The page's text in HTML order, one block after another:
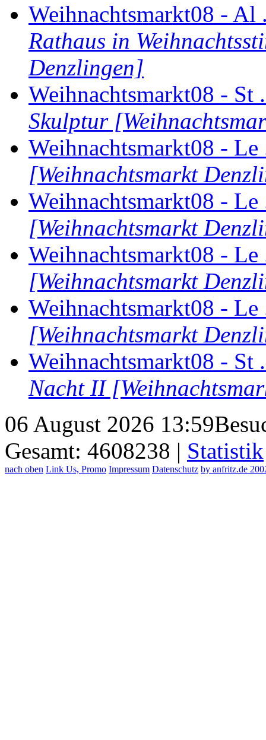
Weihnachtsmarkt08 - Al
Rathaus in
Denzlingen]
Weihnachtsmarkt08 - St
Skulptur
Weihnachtsmarkt08 - Le
[Weihnachtsmarkt
Weihnachtsmarkt08 - Le
[Weihnachtsmarkt
Weihnachtsmarkt08 - Le
[Weihnachtsmarkt
Weihnachtsmarkt08 - Le
[Weihnachtsmarkt
Weihnachtsmarkt08 - St
Nacht II
06 August 2026 13:59
Gesamt: 4608238 | Statistik
nach oben Link Us, Promo Impressum Datenschutz by anfritz.de